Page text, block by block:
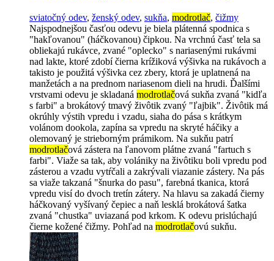
sviatočný odev, ženský odev, sukňa, modrotlač, čižmy
Najspodnejšou časťou odevu je biela plátenná spodnica s
"hakľovanou" (háčkovanou) čipkou. Na vrchnú časť tela sa
obliekajú rukávce, zvané "oplecko" s nariasenými rukávmi
nad lakte, ktoré zdobí čierna krížiková výšivka na rukávoch a
takisto je použitá výšivka cez zbery, ktorá je uplatnená na
manžetách a na prednom nariasenom dieli na hrudi. Ďalšími
vrstvami odevu je skladaná modrotlačová sukňa zvaná "kidľa
s farbi" a brokátový tmavý živôtik zvaný "ľajbik". Živôtik má
okrúhly výstih vpredu i vzadu, siaha do pása s krátkym
volánom dookola, zapína sa vpredu na skryté háčiky a
olemovaný je strieborným prámikom. Na sukňu patrí
modrotlačová zástera na ľanovom plátne zvaná "fartuch s
farbi". Viaže sa tak, aby volániky na živôtiku boli vpredu pod
zásterou a vzadu vytŕčali a zakrývali viazanie zástery. Na pás
sa viaže takzaná "šnurka do pasu", farebná tkanica, ktorá
vpredu visí do dvoch tretín zátery. Na hlavu sa zakadá čierny
háčkovaný vyšívaný čepiec a naň lesklá brokátová šatka
zvaná "chustka" uviazaná pod krkom. K odevu prislúchajú
čierne kožené čižmy. Pohľad na modrotlačovú sukňu.